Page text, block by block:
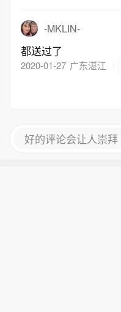
-MKLIN-
都送过了
2020-01-27 广东湛江
好的评论会让人崇拜